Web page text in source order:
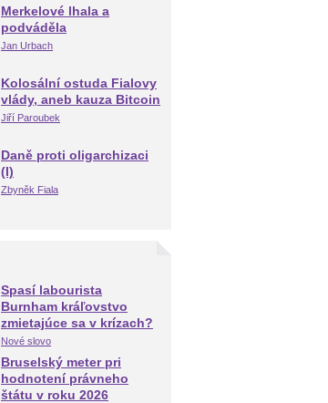
Merkelové lhala a
podváděla
Jan Urbach
Kolosální ostuda Fialovy
vlády, aneb kauza Bitcoin
Jiří Paroubek
Daně proti oligarchizaci
(I)
Zbyněk Fiala
Spasí labourista
Burnham kráľovstvo
zmietajúce sa v krízach?
Nové slovo
Bruselský meter pri
hodnotení právneho
štátu v roku 2026